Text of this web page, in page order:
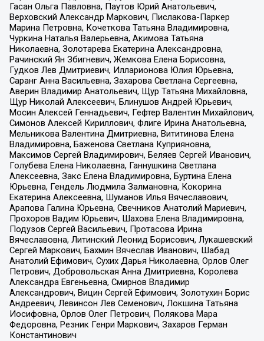
Гасан Ольга Павловна, Паутов Юрий Анатольевич,
Верховский Александр Маркович, Пислакова-Паркер
Марина Петровна, Кочеткова Татьяна Владимировна,
Чуркина Наталья Валерьевна, Акимова Татьяна
Николаевна, Золотарева Екатерина Александровна,
Рачинский Ян Збигневич, Жемкова Елена Борисовна,
Гудков Лев Дмитриевич, Илларионова Юлия Юрьевна,
Саранг Анна Васильевна, Захарова Светлана Сергеевна,
Аверин Владимир Анатольевич, Щур Татьяна Михайловна,
Щур Николай Алексеевич, Блинушов Андрей Юрьевич,
Мосин Алексей Геннадьевич, Гефтер Валентин Михайлович,
Симонов Алексей Кириллович, Флиге Ирина Анатольевна,
Мельникова Валентина Дмитриевна, Вититинова Елена
Владимировна, Баженова Светлана Куприяновна,
Максимов Сергей Владимирович, Беляев Сергей Иванович,
Голубева Елена Николаевна, Ганнушкина Светлана
Алексеевна, Закс Елена Владимировна, Буртина Елена
Юрьевна, Гендель Людмила Залмановна, Кокорина
Екатерина Алексеевна, Шуманов Илья Вячеславович,
Арапова Галина Юрьевна, Свечников Анатолий Мариевич,
Прохоров Вадим Юрьевич, Шахова Елена Владимировна,
Подузов Сергей Васильевич, Протасова Ирина
Вячеславовна, Литинский Леонид Борисович, Лукашевский
Сергей Маркович, Бахмин Вячеслав Иванович, Шабад
Анатолий Ефимович, Сухих Дарья Николаевна, Орлов Олег
Петрович, Добровольская Анна Дмитриевна, Королева
Александра Евгеньевна, Смирнов Владимир
Александрович, Вицин Сергей Ефимович, Золотухин Борис
Андреевич, Левинсон Лев Семенович, Локшина Татьяна
Иосифовна, Орлов Олег Петрович, Полякова Мара
Федоровна, Резник Генри Маркович, Захаров Герман
Константинович